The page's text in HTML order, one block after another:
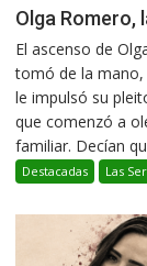
Olga Romero,
El ascenso de
tomó de la mano,
le impulsó su
que comenzó a
familiar. Decían
Destacadas Las